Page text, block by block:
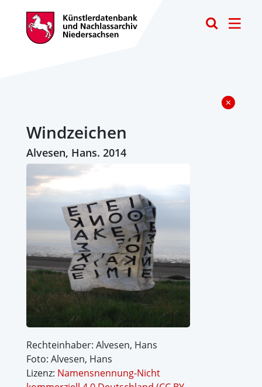
Windzeichen
Alvesen, Hans. 2014
Rechteinhaber: Alvesen, Hans
Foto: Alvesen, Hans
Lizenz: Namensnennung-Nicht